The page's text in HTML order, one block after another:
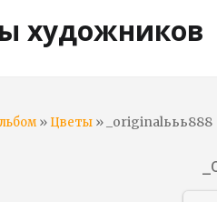
художников
» Цветы » _originalььь888